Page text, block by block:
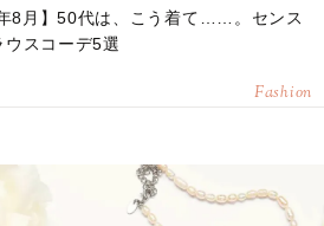
8月】50代は、こう着て……。センス
ウスコーデ5選
Fashion